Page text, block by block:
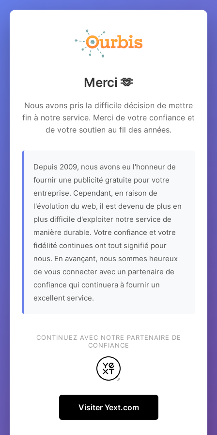
Merci 🫶
Nous avons pris la difficile décision de mettre
fin à notre service. Merci de votre confiance et
de votre soutien au fil des années.
Depuis 2009, nous avons eu l'honneur de
fournir une publicité gratuite pour votre
entreprise. Cependant, en raison de
l'évolution du web, il est devenu de plus en
plus difficile d'exploiter notre service de
manière durable. Votre confiance et votre
fidélité continues ont tout signifié pour
nous. En avançant, nous sommes heureux
de vous connecter avec un partenaire de
confiance qui continuera à fournir un
excellent service.
CONTINUEZ AVEC NOTRE PARTENAIRE DE
CONFIANCE
Visiter Yext.com